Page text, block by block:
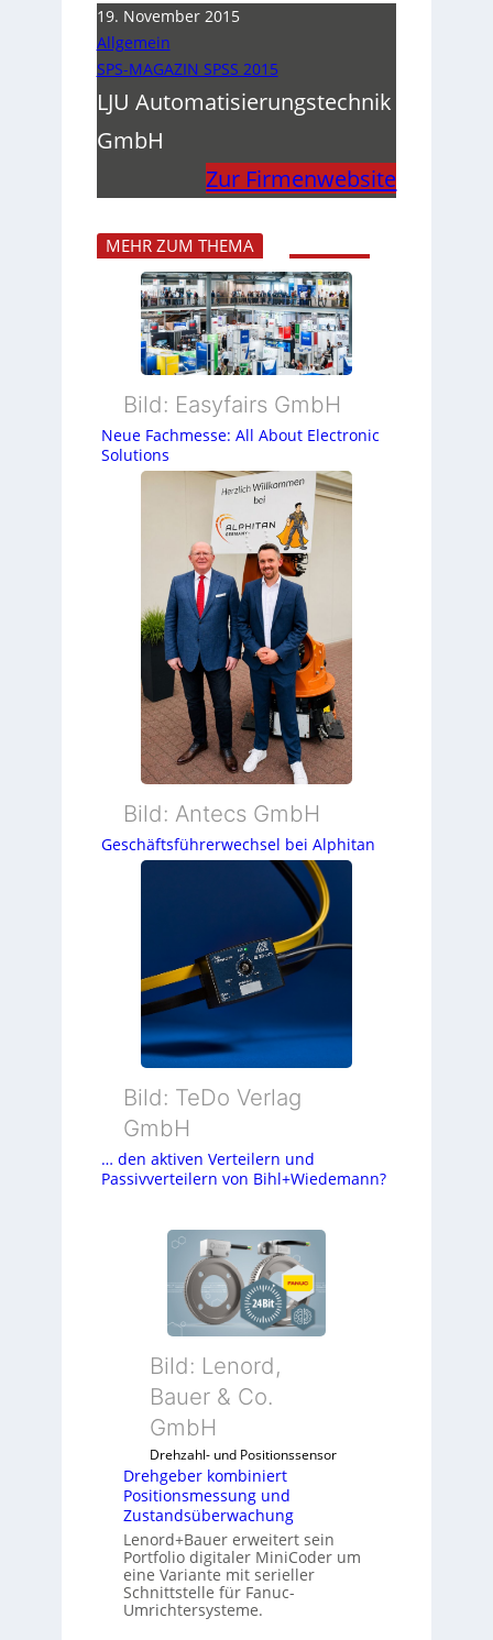
19. November 2015
Allgemein
SPS-MAGAZIN SPSS 2015
LJU Automatisierungstechnik
GmbH
Zur Firmenwebsite
MEHR ZUM THEMA
Bild: Easyfairs GmbH
Neue Fachmesse: All About Electronic
Solutions
Bild: Antecs GmbH
Geschäftsführerwechsel bei Alphitan
Bild: TeDo Verlag
GmbH
… den aktiven Verteilern und
Passivverteilern von Bihl+Wiedemann?
Bild: Lenord,
Bauer & Co.
GmbH
Drehzahl- und Positionssensor
Drehgeber kombiniert
Positionsmessung und
Zustandsüberwachung
Lenord+Bauer erweitert sein
Portfolio digitaler MiniCoder um
eine Variante mit serieller
Schnittstelle für Fanuc-
Umrichtersysteme.